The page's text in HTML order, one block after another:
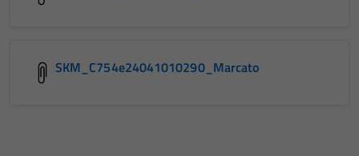
SKM_C754e24041010290_Marcato